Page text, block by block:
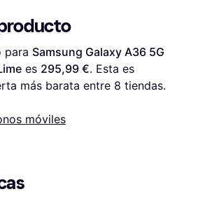
para Samsung Galaxy A36 5G
es 295,99 €. Esta es
más barata entre 8 tiendas.
móviles